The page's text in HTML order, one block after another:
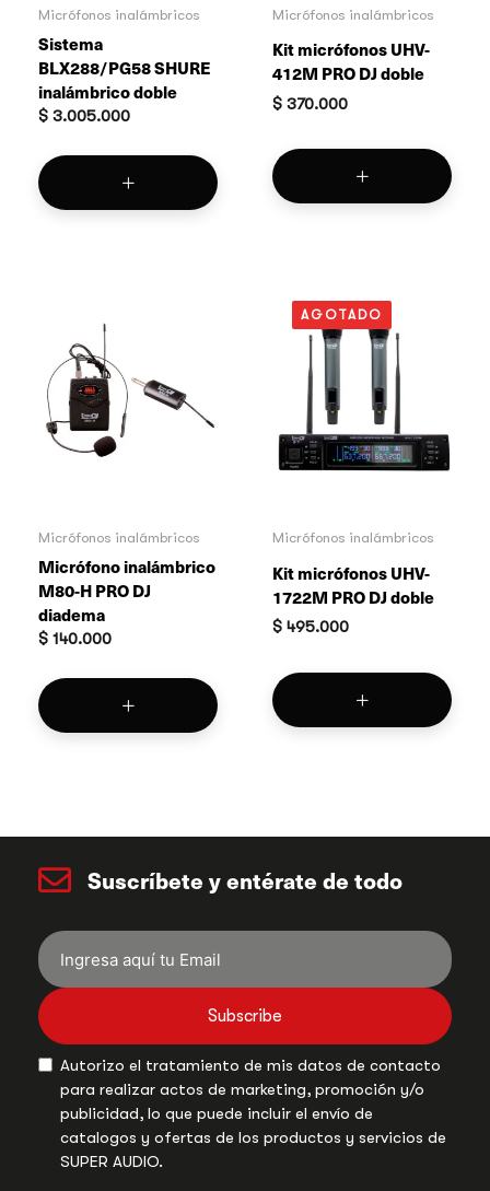
Micrófonos inalámbricos
Sistema
BLX288/PG58 SHURE
inalámbrico doble
$ 3.005.000
Micrófonos inalámbricos
Kit micrófonos UHV-
412M PRO DJ doble
$ 370.000
Micrófonos inalámbricos
Micrófono inalámbrico
M80-H PRO DJ
diadema
$ 140.000
AGOTADO
Micrófonos inalámbricos
Kit micrófonos UHV-
1722M PRO DJ doble
$ 495.000
Suscríbete y entérate de todo
Subscribe
Autorizo el tratamiento de mis datos de contacto
para realizar actos de marketing, promoción y/o
publicidad, lo que puede incluir el envío de
catalogos y ofertas de los productos y servicios de
SUPER AUDIO.